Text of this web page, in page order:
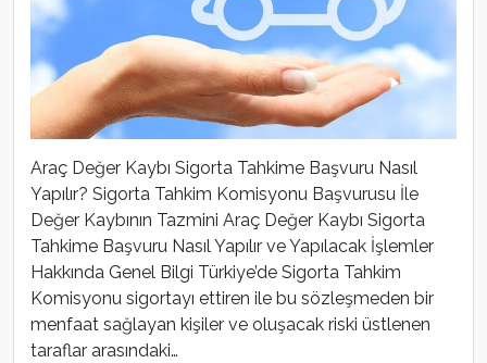
Araç Değer Kaybı Sigorta Tahkime Başvuru Nasıl
Yapılır? Sigorta Tahkim Komisyonu Başvurusu İle
Değer Kaybının Tazmini Araç Değer Kaybı Sigorta
Tahkime Başvuru Nasıl Yapılır ve Yapılacak İşlemler
Hakkında Genel Bilgi Türkiye’de Sigorta Tahkim
Komisyonu sigortayı ettiren ile bu sözleşmeden bir
menfaat sağlayan kişiler ve oluşacak riski üstlenen
taraflar arasındaki…